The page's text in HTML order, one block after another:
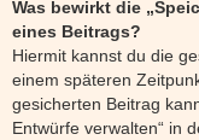
Was bewirkt die
eines Beitrags?
Hiermit kannst du die
einem späteren
gesicherten Beitrag
Entwürfe verwalten“ in